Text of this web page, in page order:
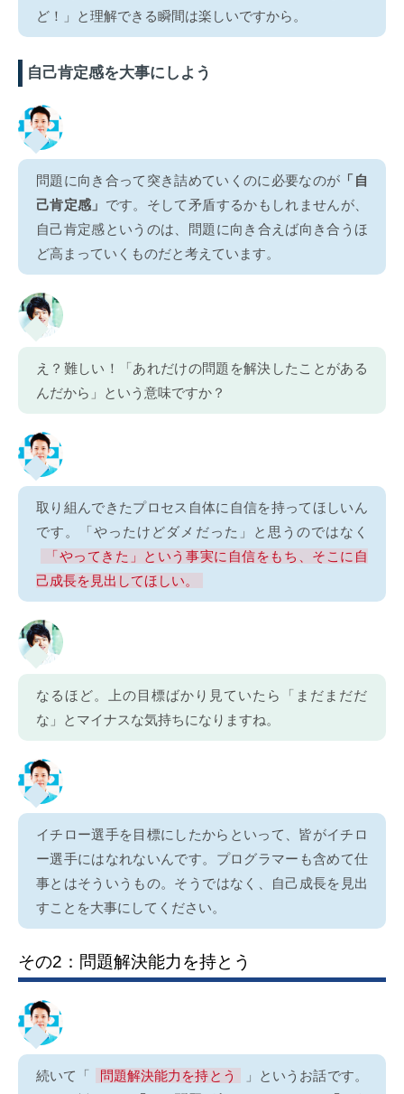
ど！」と理解できる瞬間は楽しいですから。
自己肯定感を大事にしよう
問題に向き合って突き詰めていくのに必要なのが 「自
己肯定感」 です。そして矛盾するかもしれませんが、
自己肯定感というのは、問題に向き合えば向き合うほ
ど高まっていくものだと考えています。
え？難しい！「あれだけの問題を解決したことがある
んだから」という意味ですか？
取り組んできたプロセス自体に自信を持ってほしいん
です。「やったけどダメだった」と思うのではなく
「やってきた」という事実に自信をもち、そこに自
己成長を見出してほしい。
なるほど。上の目標ばかり見ていたら「まだまだだ
な」とマイナスな気持ちになりますね。
イチロー選手を目標にしたからといって、皆がイチロ
ー選手にはなれないんです。プログラマーも含めて仕
事とはそういうもの。そうではなく、自己成長を見出
すことを大事にしてください。
その2：問題解決能力を持とう
続いて「 問題解決能力を持とう
」というお話です。